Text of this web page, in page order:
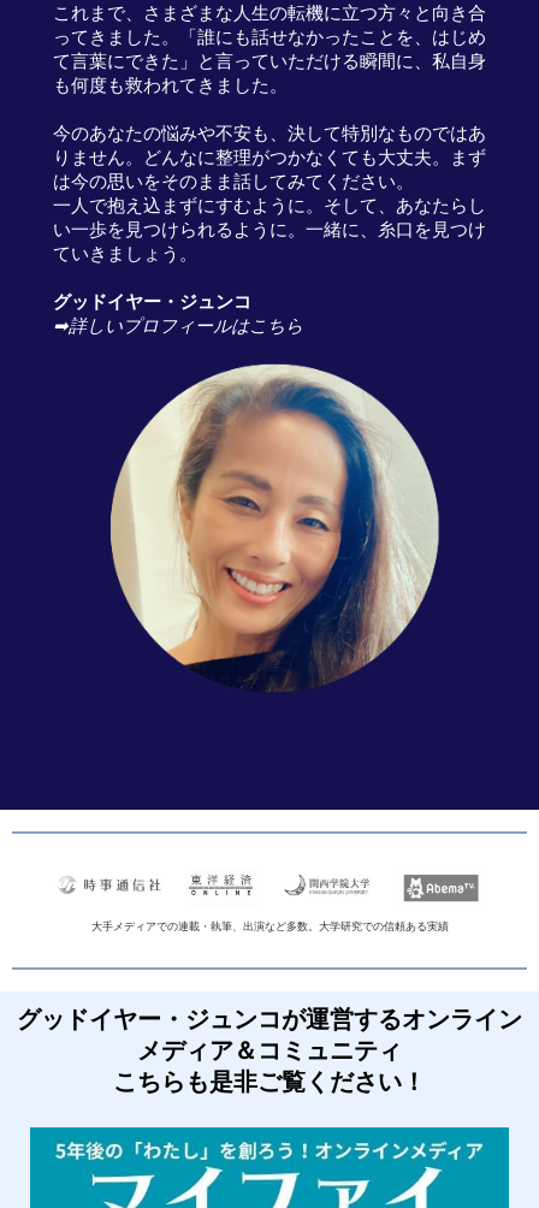
これまで、さまざまな人生の転機に立つ方々と向き合
ってきました。「誰にも話せなかったことを、はじめ
て言葉にできた」と言っていただける瞬間に、私自身
も何度も救われてきました。
今のあなたの悩みや不安も、決して特別なものではあ
りません。どんなに整理がつかなくても大丈夫。まず
は今の思いをそのまま話してみてください。
一人で抱え込まずにすむように。そして、あなたらし
い一歩を見つけられるように。一緒に、糸口を見つけ
ていきましょう。
グッドイヤー・ジュンコ
➡詳しいプロフィールはこちら
大手メディアでの連載・執筆、出演など多数。大学研究での信頼ある実績
グッドイヤー・ジュンコが運営するオンライン
メディア＆コミュニティ
こちらも是非ご覧ください！